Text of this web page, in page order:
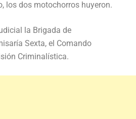
los dos motochorros huyeron.
la Brigada de
Sexta, el Comando
Criminalística.